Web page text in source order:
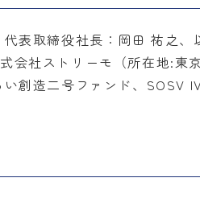
取締役社長：岡田 祐之、
会社ストリーモ（所在地:東
造二号ファンド、SOSV